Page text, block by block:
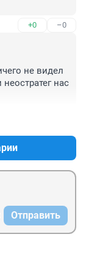
+0 –0
не видел
нас
Отправить